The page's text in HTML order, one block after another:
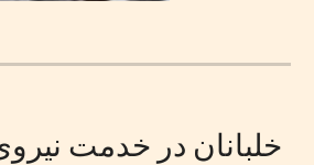
خلبانان در خدمت